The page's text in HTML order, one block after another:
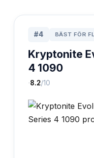
#4 BÄST FÖR
Kryptonite
4 1090
·8.2/10